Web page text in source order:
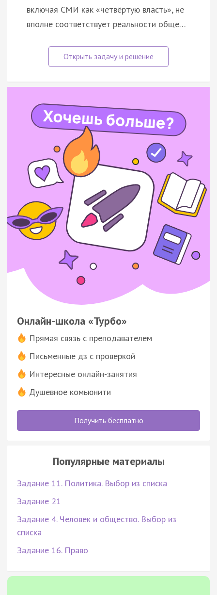
включая СМИ как «четвёртую власть», не
вполне соответствует реальности обще…
Онлайн-школа «Турбо»
Прямая связь с преподавателем
Письменные дз с проверкой
Интересные онлайн-занятия
Душевное комьюнити
Получить бесплатно
Популярные материалы
Задание 11. Политика. Выбор из списка
Задание 21
Задание 4. Человек и общество. Выбор из
списка
Задание 16. Право